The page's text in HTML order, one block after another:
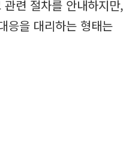
련 절차를 안내하지만,
응을 대리하는 형태는